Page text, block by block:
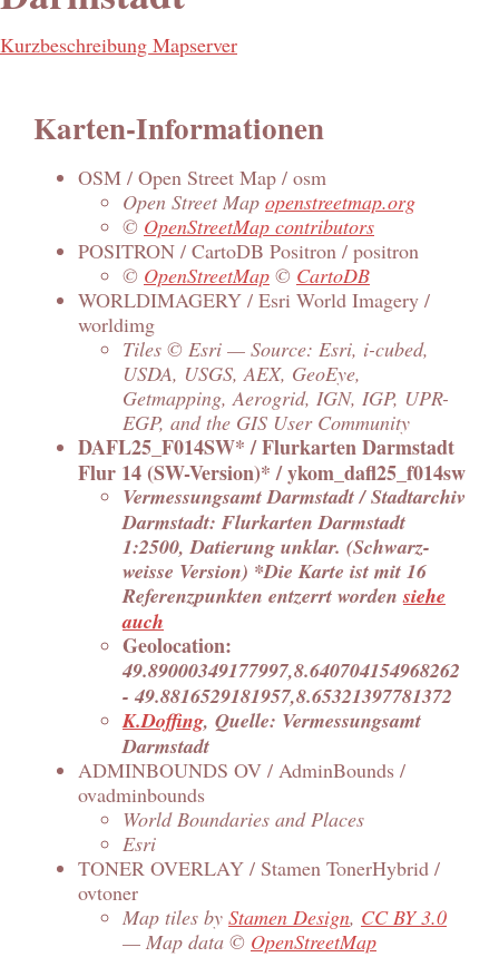
Kurzbeschreibung Mapserver
Karten-Informationen
OSM / Open Street Map / osm
Open Street Map openstreetmap.org
© OpenStreetMap contributors
POSITRON / CartoDB Positron / positron
© OpenStreetMap © CartoDB
WORLDIMAGERY / Esri World Imagery /
worldimg
Tiles © Esri — Source: Esri, i-cubed,
USDA, USGS, AEX, GeoEye,
Getmapping, Aerogrid, IGN, IGP, UPR-
EGP, and the GIS User Community
DAFL25_F014SW* / Flurkarten Darmstadt
Flur 14 (SW-Version)* / ykom_dafl25_f014sw
Vermessungsamt Darmstadt / Stadtarchiv
Darmstadt: Flurkarten Darmstadt
1:2500, Datierung unklar. (Schwarz-
weisse Version) *Die Karte ist mit 16
Referenzpunkten entzerrt wordensiehe
auch
Geolocation:
49.89000349177997,8.640704154968262
- 49.8816529181957,8.65321397781372
K.Doffing, Quelle: Vermessungsamt
Darmstadt
ADMINBOUNDS OV / AdminBounds /
ovadminbounds
World Boundaries and Places
Esri
TONER OVERLAY / Stamen TonerHybrid /
ovtoner
Map tiles by Stamen Design, CC BY 3.0
— Map data © OpenStreetMap